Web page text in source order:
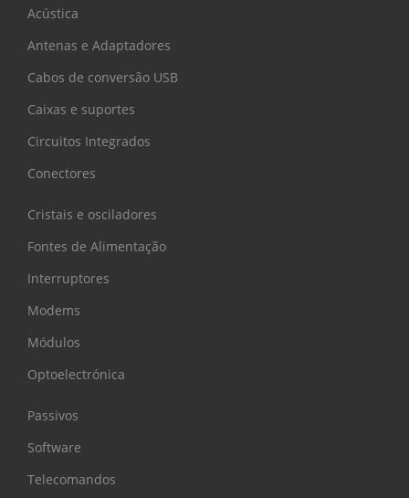
Acústica
Antenas e Adaptadores
Cabos de conversão USB
Caixas e suportes
Circuitos Integrados
Conectores
Cristais e osciladores
Fontes de Alimentação
Interruptores
Modems
Módulos
Optoelectrónica
Passivos
Software
Telecomandos